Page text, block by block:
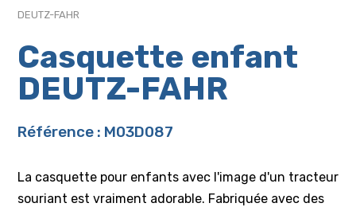
DEUTZ-FAHR
Casquette enfant
DEUTZ-FAHR
Référence : M03D087
La casquette pour enfants avec l'image d'un tracteur
souriant est vraiment adorable. Fabriquée avec des